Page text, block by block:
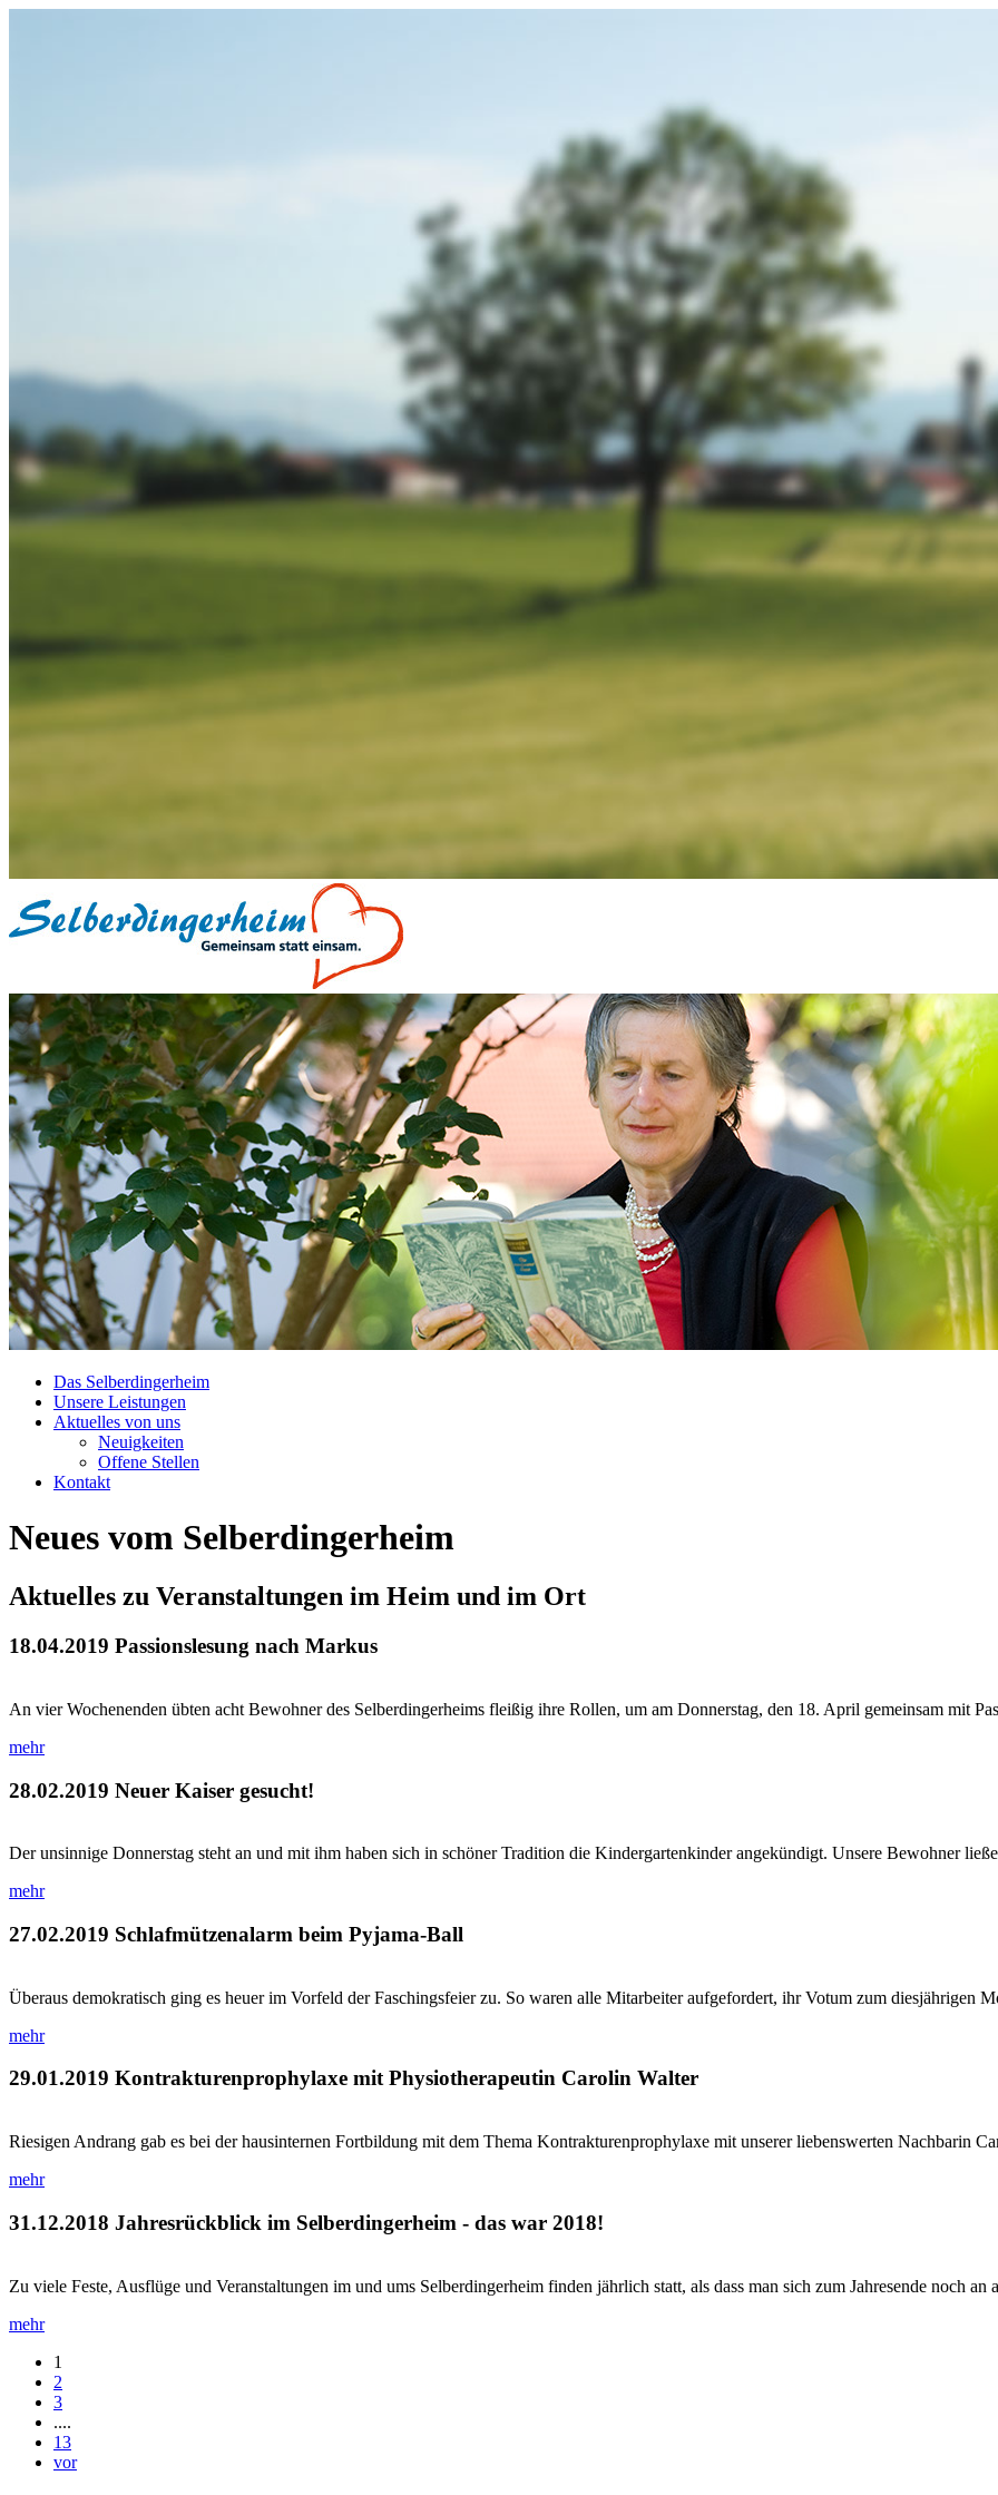
Das Selberdingerheim
Unsere Leistungen
Aktuelles von uns
Neuigkeiten
Offene Stellen
Kontakt
Neues vom Selberdingerheim
Aktuelles zu Veranstaltungen im Heim und im Ort
18.04.2019 Passionslesung nach Markus
An vier Wochenenden übten acht Bewohner des Selberdingerheims fleißig ihre Rollen, um am Donnerstag, den 18. April gemeinsam mit
mehr
28.02.2019 Neuer Kaiser gesucht!
Der unsinnige Donnerstag steht an und mit ihm haben sich in schöner Tradition die Kindergartenkinder angekündigt. Unsere Bewohner
mehr
27.02.2019 Schlafmützenalarm beim Pyjama-Ball
Überaus demokratisch ging es heuer im Vorfeld der Faschingsfeier zu. So waren alle Mitarbeiter aufgefordert, ihr Votum zum diesjährigen
mehr
29.01.2019 Kontrakturenprophylaxe mit Physiotherapeutin Carolin Walter
Riesigen Andrang gab es bei der hausinternen Fortbildung mit dem Thema Kontrakturenprophylaxe mit unserer liebenswerten Nachbarin
mehr
31.12.2018 Jahresrückblick im Selberdingerheim - das war 2018!
Zu viele Feste, Ausflüge und Veranstaltungen im und ums Selberdingerheim finden jährlich statt, als dass man sich zum Jahresende noch an
mehr
1
2
3
....
13
vor